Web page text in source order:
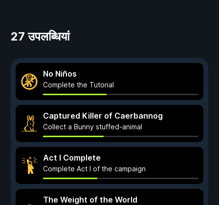
27 उपलब्धियां
No Niños
Complete the Tutorial
Captured Killer of Caerbannog
Collect a Bunny stuffed-animal
Act I Complete
Complete Act I of the campaign
The Weight of the World